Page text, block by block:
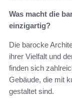
Was macht die
einzigartig?
Die barocke
ihrer Vielfalt und
finden sich
Gebäude, die mit
gestaltet sind.